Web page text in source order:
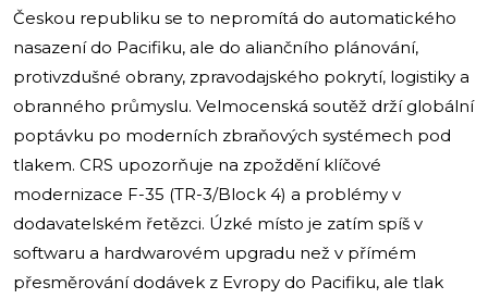
Českou republiku se to nepromítá do automatického
nasazení do Pacifiku, ale do aliančního plánování,
protivzdušné obrany, zpravodajského pokrytí, logistiky a
obranného průmyslu. Velmocenská soutěž drží globální
poptávku po moderních zbraňových systémech pod
tlakem. CRS upozorňuje na zpoždění klíčové
modernizace F-35 (TR-3/Block 4) a problémy v
dodavatelském řetězci. Úzké místo je zatím spíš v
softwaru a hardwarovém upgradu než v přímém
přesměrování dodávek z Evropy do Pacifiku, ale tlak